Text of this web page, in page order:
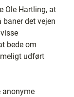
Ole Hartling, at
det vejen
bede om
udført
anonyme